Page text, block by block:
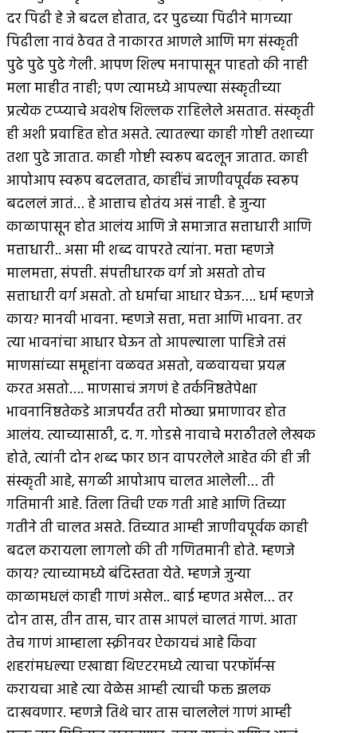
दर पिढी हे जे बदल होतात, दर पुढच्या पिढीने मागच्या
पिढीला नावं ठेवत ते नाकारत आणले आणि मग संस्कृती
पुढे पुढे पुढे गेली. आपण शिल्प मनापासून पाहतो की नाही
मला माहीत नाही; पण त्यामध्ये आपल्या संस्कृतीच्या
प्रत्येक टप्प्याचे अवशेष शिल्लक राहिलेले असतात. संस्कृती
ही अशी प्रवाहित होत असते. त्यातल्या काही गोष्टी तशाच्या
तशा पुढे जातात. काही गोष्टी स्वरूप बदलून जातात. काही
आपोआप स्वरूप बदलतात, काहींचं जाणीवपूर्वक स्वरूप
बदललं जातं… हे आत्ताच होतंय असं नाही. हे जुन्या
काळापासून होत आलंय आणि जे समाजात सत्ताधारी आणि
मत्ताधारी.. असा मी शब्द वापरते त्यांना. मत्ता म्हणजे
मालमत्ता, संपत्ती. संपत्तीधारक वर्ग जो असतो तोच
सत्ताधारी वर्ग असतो. तो धर्माचा आधार घेऊन…. धर्म म्हणजे
काय? मानवी भावना. म्हणजे सत्ता, मत्ता आणि भावना. तर
त्या भावनांचा आधार घेऊन तो आपल्याला पाहिजे तसं
माणसांच्या समूहांना वळवत असतो, वळवायचा प्रयत्न
करत असतो…. माणसाचं जगणं हे तर्कनिष्ठतेपेक्षा
भावनानिष्ठतेकडे आजपर्यंत तरी मोठ्या प्रमाणावर होत
आलंय. त्याच्यासाठी, द. ग. गोडसे नावाचे मराठीतले लेखक
होते, त्यांनी दोन शब्द फार छान वापरलेले आहेत की ही जी
संस्कृती आहे, सगळी आपोआप चालत आलेली… ती
गतिमानी आहे. तिला तिची एक गती आहे आणि तिच्या
गतीने ती चालत असते. तिच्यात आम्ही जाणीवपूर्वक काही
बदल करायला लागलो की ती गणितमानी होते. म्हणजे
काय? त्याच्यामध्ये बंदिस्तता येते. म्हणजे जुन्या
काळामधलं काही गाणं असेल.. बाई म्हणत असेल… तर
दोन तास, तीन तास, चार तास आपलं चालतं गाणं. आता
तेच गाणं आम्हाला स्क्रीनवर ऐकायचं आहे किंवा
शहरांमधल्या एखाद्या थिएटरमध्ये त्याचा परफॉर्मन्स
करायचा आहे त्या वेळेस आम्ही त्याची फक्त झलक
दाखवणार. म्हणजे तिथे चार तास चाललेलं गाणं आम्ही